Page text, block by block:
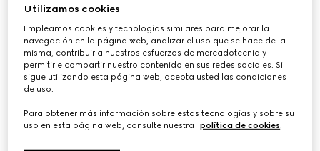
ELIJA EL HORARIO*
Utilizamos cookies
Empleamos cookies y tecnologías similares para mejorar la
navegación en la página web, analizar el uso que se hace de la
misma, contribuir a nuestros esfuerzos de mercadotecnia y
permitirle compartir nuestro contenido en sus redes sociales. Si
sigue utilizando esta página web, acepta usted las condiciones
de uso.
Para obtener más información sobre estas tecnologías y sobre su
uso en esta página web, consulte nuestra
política de cookies.